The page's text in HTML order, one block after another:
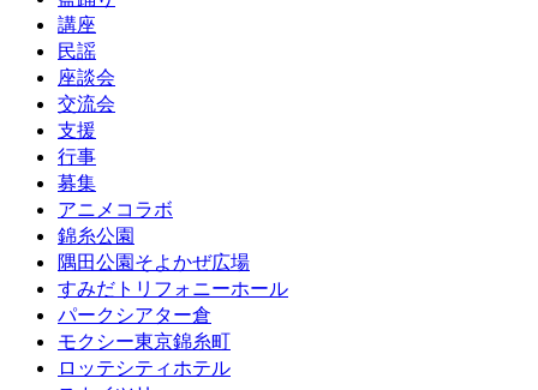
講座
民謡
座談会
交流会
支援
行事
募集
アニメコラボ
錦糸公園
隅田公園そよかぜ広場
すみだトリフォニーホール
パークシアター倉
モクシー東京錦糸町
ロッテシティホテル